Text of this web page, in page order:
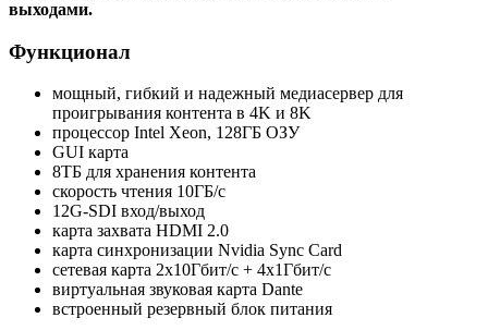
выходами.
Функционал
мощный, гибкий и надежный медиасервер для
проигрывания контента в 4K и 8K
процессор Intel Xeon, 128ГБ ОЗУ
GUI карта
8ТБ для хранения контента
скорость чтения 10ГБ/с
12G-SDI вход/выход
карта захвата HDMI 2.0
карта синхронизации Nvidia Sync Card
сетевая карта 2x10Гбит/с + 4x1Гбит/с
виртуальная звуковая карта Dante
встроенный резервный блок питания